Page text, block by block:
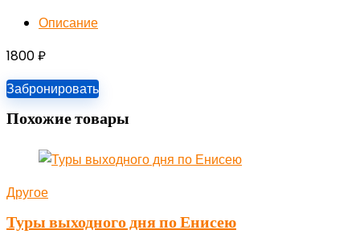
Описание
1800₽
Забронировать
Похожие товары
Другое
Туры выходного дня по Енисею